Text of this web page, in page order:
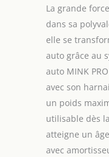
des
ensemble,
Il sert de
Il
d'une
et d'un
poussette
de
La grande
dans sa
elle se
auto grâce au
auto MINK
avec son
un poids
utilisable dès
atteigne un
avec